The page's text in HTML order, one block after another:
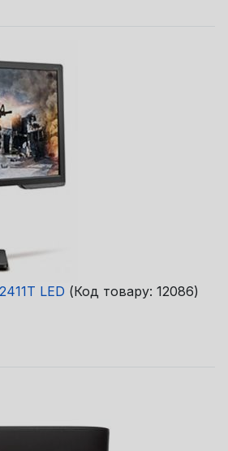
GmbH
& Support
LED (Код товару: 12086)